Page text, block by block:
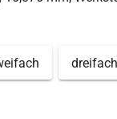
dreifach